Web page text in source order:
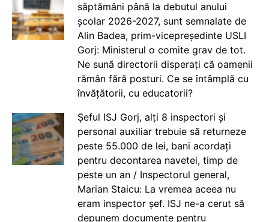
săptămâni până la debutul anului
școlar 2026-2027, sunt semnalate de
Alin Badea, prim-vicepreședinte USLI
Gorj: Ministerul o comite grav de tot.
Ne sună directorii disperați că oamenii
rămân fără posturi. Ce se întâmplă cu
învățătorii, cu educatorii?
Șeful ISJ Gorj, alți 8 inspectori și
personal auxiliar trebuie să returneze
peste 55.000 de lei, bani acordați
pentru decontarea navetei, timp de
peste un an / Inspectorul general,
Marian Staicu: La vremea aceea nu
eram inspector șef. ISJ ne-a cerut să
depunem documente pentru